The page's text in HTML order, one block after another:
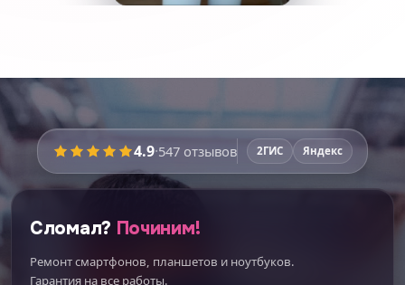
4.9·547 отзывов 2ГИС Яндекс
Сломал? Починим!
Ремонт смартфонов, планшетов и ноутбуков.
Гарантия на все работы.